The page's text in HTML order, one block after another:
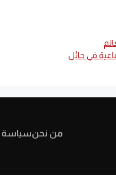
من نحنسياسة